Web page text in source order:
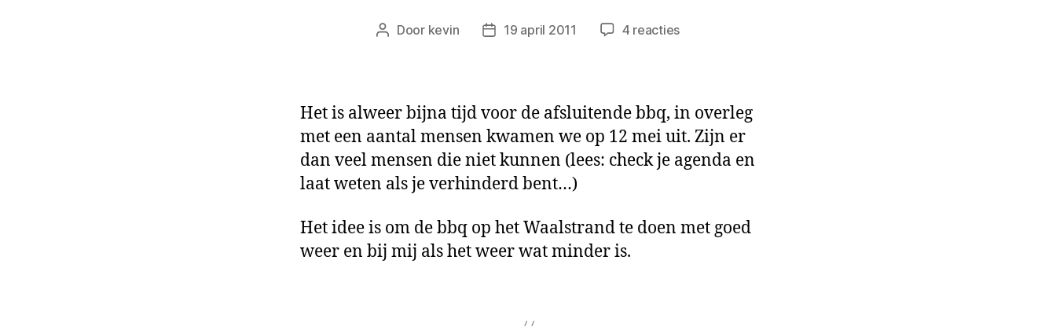
Berichtauteur
Door kevin Berichtdatum
19 april 2011 4 reactiesop
Het is alweer bijna tijd voor de afsluitende bbq, in overleg
met een aantal mensen kwamen we op 12 mei uit. Zijn er
dan veel mensen die niet kunnen (lees: check je agenda en
laat weten als je verhinderd bent…)
Het idee is om de bbq op het Waalstrand te doen met goed
weer en bij mij als het weer wat minder is.